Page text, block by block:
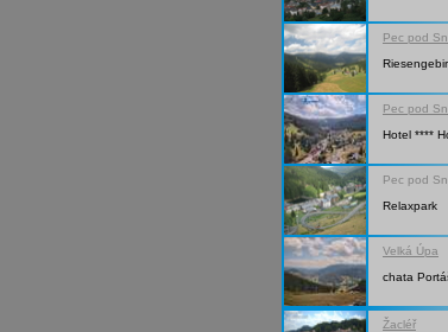
Pec pod
Pec pod
Hotel ****
Pec pod
Relaxpark
Velká Úpa
chata
Žacléř